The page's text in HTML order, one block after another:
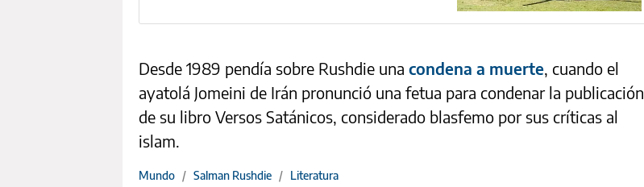
Desde 1989 pendía sobre Rushdie una condena a muerte, cuando el
ayatolá Jomeini de Irán pronunció una fetua para condenar la publicación
de su libro Versos Satánicos, considerado blasfemo por sus críticas al
islam.
Mundo / Salman Rushdie / Literatura